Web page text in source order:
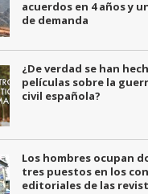
acuerdos en 4 años y
de demanda
¿De verdad se han
películas sobre la
civil española?
Los hombres ocupan
tres puestos en los
editoriales de las